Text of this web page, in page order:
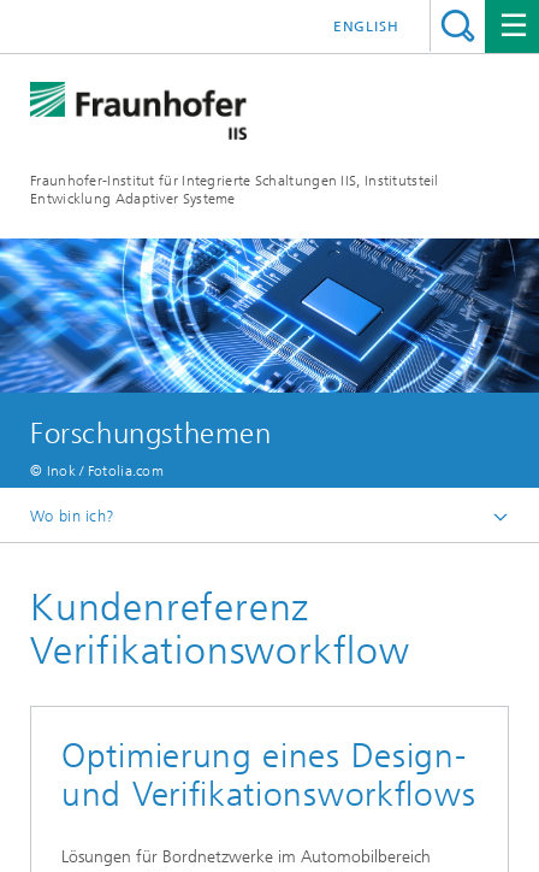
Fraunhofer-Institut für Integrierte Schaltungen IIS, Institutsteil
Entwicklung Adaptiver Systeme
ENGLISH
Forschungsthemen
© Inok / Fotolia.com
Wo bin ich?
Geschäftsfelder
Entwurfsmethoden
Kundenreferenz
Verifikationsworkflow
Optimierung eines Design-
und Verifikationsworkflows
Lösungen für Bordnetzwerke im Automobilbereich